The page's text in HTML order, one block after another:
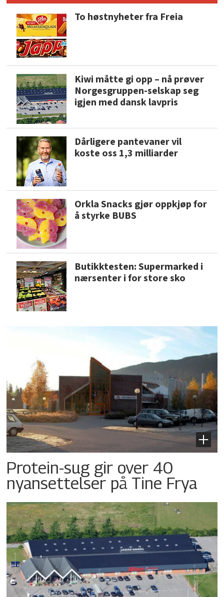
To høstnyheter fra Freia
Kiwi måtte gi opp – nå prøver
Norgesgruppen-selskap seg
igjen med dansk lavpris
Dårligere pantevaner vil
koste oss 1,3 milliarder
Orkla Snacks gjør oppkjøp for
å styrke BUBS
Butikktesten: Supermarked i
nærsenter i for store sko
Protein-sug gir over 40
nyansettelser på Tine Frya